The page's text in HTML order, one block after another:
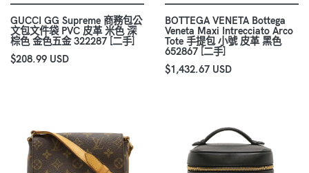
GUCCI GG Supreme 商務包公
文包文件袋 PVC 皮革 米色 深
棕色 金色五金 322287 [二手]
$208.99 USD
BOTTEGA VENETA Bottega
Veneta Maxi Intrecciato Arco
Tote 手提包 小號 皮革 黑色
652867 [二手]
$1,432.67 USD